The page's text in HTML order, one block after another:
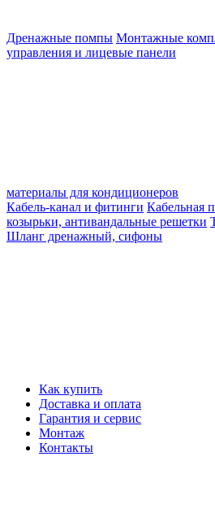
Дренажные помпы Монтажные
управления и лицевые панели
материалы для кондиционеров
Кабель-канал и фитинги Кабельная
козырьки, антивандальные решетки
Шланг дренажный, сифоны
Как купить
Доставка и оплата
Гарантия и сервис
Монтаж
Контакты